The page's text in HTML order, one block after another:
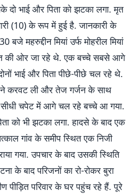
दो भाई और पिता को झटका लगा. मृत
(10) के रूप में हुई है. जानकारी के
बजे महरुद्दीन मियां उर्फ मोहरील मियां
की ओर जा रहे थे. एक बच्चे सबसे आगे
भाई और पिता पीछे-पीछे चल रहे थे.
ने करवट ली और तेज गर्जन के साथ
सीधी चपेट में आगे चल रहे बच्चे आ गया.
को भी झटका लगा. हादसे के बाद एक
गांव के समीप स्थित एक निजी
गया. उपचार के बाद उसकी स्थिति
के बाद परिजनों का रो-रोकर बुरा
पीड़ित परिवार के घर पहुंच रहे हैं. पूरे